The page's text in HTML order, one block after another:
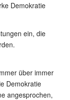
Demokratie
ein, die
über immer
Demokratie
angesprochen,